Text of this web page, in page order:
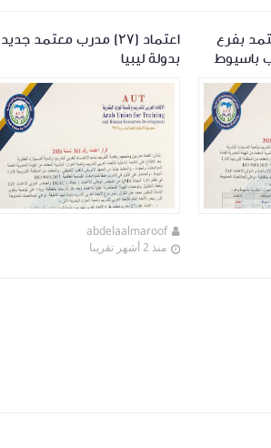
معتمد بفرع
باسيوط
اعتماد (٢٧) مدرب معتمد جديد
بدولة ليبيا
abdelaalmaroof
منذ 2 أشهر تقريبا